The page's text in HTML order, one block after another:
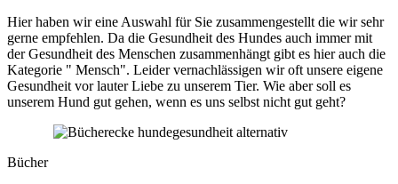
Hier haben wir eine Auswahl für Sie zusammengestellt die wir sehr
gerne empfehlen. Da die Gesundheit des Hundes auch immer mit
der Gesundheit des Menschen zusammenhängt gibt es hier auch die
Kategorie " Mensch". Leider vernachlässigen wir oft unsere eigene
Gesundheit vor lauter Liebe zu unserem Tier. Wie aber soll es
unserem Hund gut gehen, wenn es uns selbst nicht gut geht?
Bücher